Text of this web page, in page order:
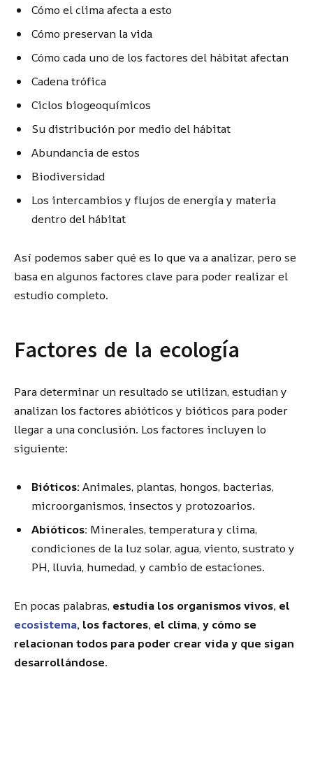
Cómo el clima afecta a esto
Cómo preservan la vida
Cómo cada uno de los factores del hábitat afectan
Cadena trófica
Ciclos biogeoquímicos
Su distribución por medio del hábitat
Abundancia de estos
Biodiversidad
Los intercambios y flujos de energía y materia
dentro del hábitat
Así podemos saber qué es lo que va a analizar, pero se
basa en algunos factores clave para poder realizar el
estudio completo.
Factores de la ecología
Para determinar un resultado se utilizan, estudian y
analizan los factores abióticos y bióticos para poder
llegar a una conclusión. Los factores incluyen lo
siguiente:
Bióticos: Animales, plantas, hongos, bacterias,
microorganismos, insectos y protozoarios.
Abióticos: Minerales, temperatura y clima,
condiciones de la luz solar, agua, viento, sustrato y
PH, lluvia, humedad, y cambio de estaciones.
En pocas palabras, estudia los organismos vivos, el
ecosistema, los factores, el clima, y cómo se
relacionan todos para poder crear vida y que sigan
desarrollándose.